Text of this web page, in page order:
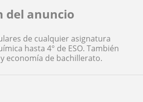
del anuncio
de cualquier asignatura
hasta 4° de ESO. También
economía de bachillerato.